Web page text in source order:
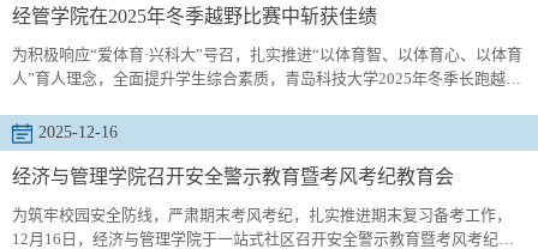
品。6名“学习之星”、11名“竞赛贡献奖”及33名“班级互助之星”获得者...
经管学院在2025年冬季越野比赛中斩获佳绩
为积极响应“爱体育·兴科大”号召，扎实推进“以体育智、以体育心、以体育
人”育人理念，全面提升学生综合素质，青岛科技大学2025年冬季长跑越野
儿奋勇拼搏，代表我院在冬季长跑接力赛项目中斩获佳绩。一直以来，经
管学院高度重视学生体质健康与全面发展，积极响应学校体育工作改革要
求，为备战此次越野赛，学院层层筛选组建了一支实力强劲的越野代表
2025-12-16
经济与管理学院召开安全警示教育暨考风考纪教育会
为筑牢校园安全防线，严肃期末考风考纪，扎实推进期末复习备考工作，
12月16日，经济与管理学院于一站式社区召开安全警示教育暨考风考纪教